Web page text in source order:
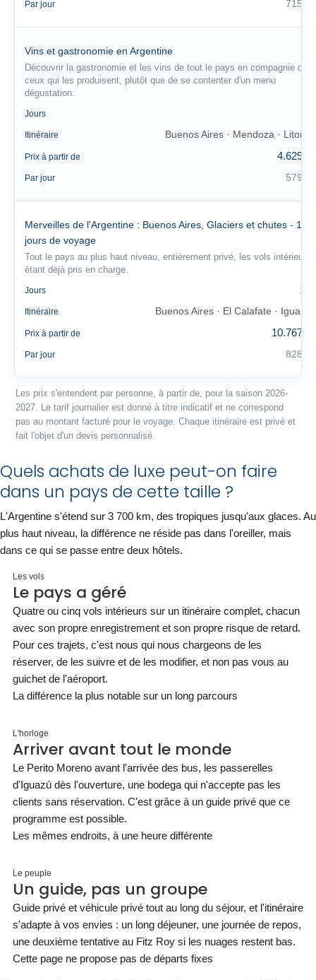
Par jour 715 €
Vins et gastronomie en Argentine
Découvrir la gastronomie et les vins de tout le pays en compagnie de
ceux qui les produisent, plutôt que de se contenter d'un menu
dégustation.
Jours
Itinéraire Buenos Aires · Mendoza · Litoral
Prix à partir de 4.629 €
Par jour 579 €
Merveilles de l'Argentine : Buenos Aires, Glaciers et chutes - 13
jours de voyage
Tout le pays au plus haut niveau, entièrement privé, les vols intérieurs
étant déjà pris en charge.
Jours 13
Itinéraire Buenos Aires · El Calafate · Iguazú
Prix à partir de 10.767 €
Par jour 828 €
Les prix s'entendent par personne, à partir de, pour la saison 2026-
2027. Le tarif journalier est donné à titre indicatif et ne correspond
pas au montant facturé pour le voyage. Chaque itinéraire est privé et
fait l'objet d'un devis personnalisé.
Quels achats de luxe peut-on faire
dans un pays de cette taille ?
L'Argentine s'étend sur 3 700 km, des tropiques jusqu'aux glaces. Au
plus haut niveau, la différence ne réside pas dans l'oreiller, mais
dans ce qui se passe entre deux hôtels.
Les vols
Le pays a géré
Quatre ou cinq vols intérieurs sur un itinéraire complet, chacun
avec son propre enregistrement et son propre risque de retard.
Pour ces trajets, c'est nous qui nous chargeons de les
réserver, de les suivre et de les modifier, et non pas vous au
guichet de l'aéroport.
La différence la plus notable sur un long parcours
L'horloge
Arriver avant tout le monde
Le Perito Moreno avant l'arrivée des bus, les passerelles
d'Iguazú dès l'ouverture, une bodega qui n'accepte pas les
clients sans réservation. C'est grâce à un guide privé que ce
programme est possible.
Les mêmes endroits, à une heure différente
Le peuple
Un guide, pas un groupe
Guide privé et véhicule privé tout au long du séjour, et l'itinéraire
s'adapte à vos envies : un long déjeuner, une journée de repos,
une deuxième tentative au Fitz Roy si les nuages restent bas.
Cette page ne propose pas de départs fixes